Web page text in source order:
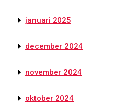
januari 2025
december 2024
november 2024
oktober 2024